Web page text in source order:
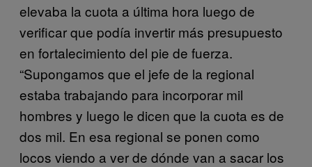
elevaba la cuota a última hora luego de
verificar que podía invertir más presupuesto
en fortalecimiento del pie de fuerza.
“Supongamos que el jefe de la regional
estaba trabajando para incorporar mil
hombres y luego le dicen que la cuota es de
dos mil. En esa regional se ponen como
locos viendo a ver de dónde van a sacar los